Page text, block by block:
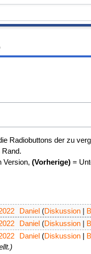
Radiobuttons der zu
Version,(Vorherige) =
Daniel Diskussion
Daniel Diskussion
Daniel Diskussion